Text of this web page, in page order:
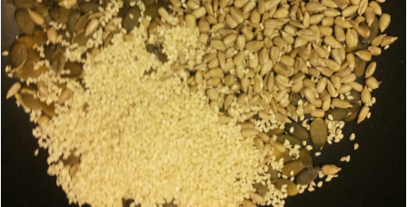
ANUNȚ OPRIRE APĂ în Reșița, cartier Țerova – avarie – 04.08.2026
ANUNȚ OPRIRE APĂ în Reșița – avarie – 03.08.2026 – Calea Caransebeșului